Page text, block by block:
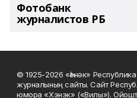
Фотобанк
журналистов РБ
© 1925-2026 «Һәнәк»
журналының сайты. Сайт
юмора «Хэнэк» («Вилы»).